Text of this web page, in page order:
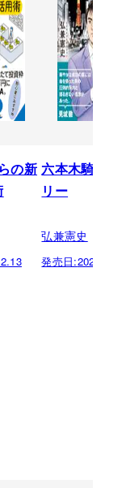
の新 六本木騎士
リー
弘兼憲史
発売日: